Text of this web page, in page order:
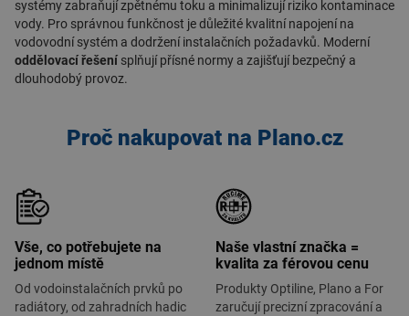
systémy zabraňují zpětnému toku a minimalizují riziko kontaminace
vody. Pro správnou funkčnost je důležité kvalitní napojení na
vodovodní systém a dodržení instalačních požadavků. Moderní
oddělovací řešení splňují přísné normy a zajišťují bezpečný a
dlouhodobý provoz.
Proč nakupovat na Plano.cz
Vše, co potřebujete na
jednom místě
Od vodoinstalačních prvků po
radiátory, od zahradních hadic
Naše vlastní značka =
kvalita za férovou cenu
Produkty Optiline, Plano a For
zaručují precizní zpracování a